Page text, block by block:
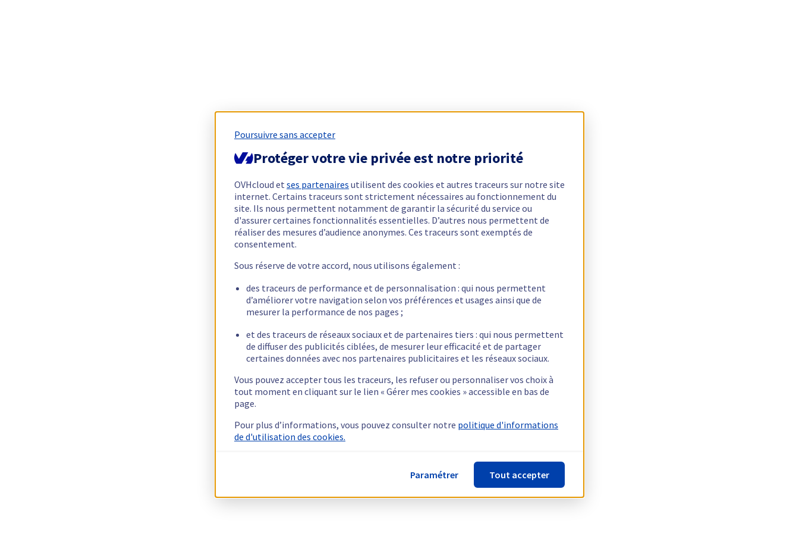
Poursuivre sans accepter
Protéger votre vie privée est notre priorité
OVHcloud et ses partenaires utilisent des cookies et autres traceurs sur notre site
internet. Certains traceurs sont strictement nécessaires au fonctionnement du
site. Ils nous permettent notamment de garantir la sécurité du service ou
d'assurer certaines fonctionnalités essentielles. D’autres nous permettent de
réaliser des mesures d’audience anonymes. Ces traceurs sont exemptés de
consentement.
Sous réserve de votre accord, nous utilisons également :
des traceurs de performance et de personnalisation : qui nous permettent
d’améliorer votre navigation selon vos préférences et usages ainsi que de
mesurer la performance de nos pages ;
et des traceurs de réseaux sociaux et de partenaires tiers : qui nous permettent
de diffuser des publicités ciblées, de mesurer leur efficacité et de partager
certaines données avec nos partenaires publicitaires et les réseaux sociaux.
Vous pouvez accepter tous les traceurs, les refuser ou personnaliser vos choix à
tout moment en cliquant sur le lien « Gérer mes cookies » accessible en bas de
page.
Pour plus d’informations, vous pouvez consulter notre politique d'informations
de d'utilisation des cookies.
Paramétrer Tout accepter